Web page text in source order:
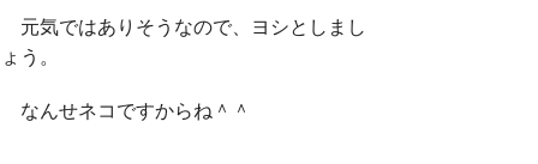
元気ではありそうなので、ヨシとしまし
ょう。
なんせネコですからね＾＾